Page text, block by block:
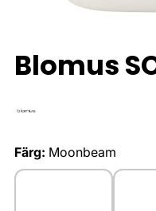
Blomus
Färg: Moonbeam